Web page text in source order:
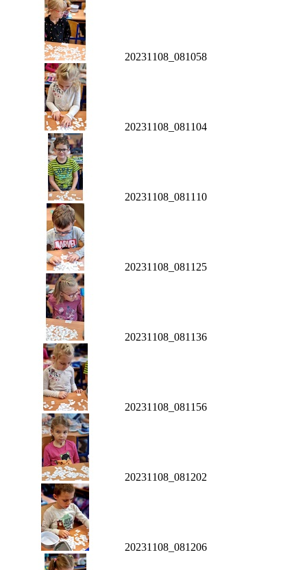
20231108_081058
20231108_081104
20231108_081110
20231108_081125
20231108_081136
20231108_081156
20231108_081202
20231108_081206